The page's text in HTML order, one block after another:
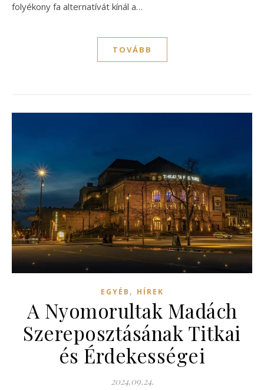
folyékony fa alternatívát kínál a…
TOVÁBB
EGYÉB , HÍREK
A Nyomorultak Madách
Szereposztásának Titkai
és Érdekességei
2024.09.24.